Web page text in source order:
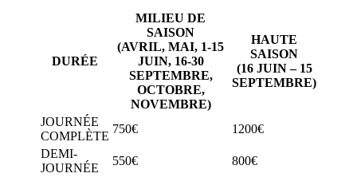
DURÉE
MILIEU DE
SAISON
(AVRIL, MAI, 1-15
JUIN, 16-30
SEPTEMBRE,
OCTOBRE,
NOVEMBRE)
HAUTE
SAISON
(16 JUIN – 15
SEPTEMBRE)
JOURNÉE
COMPLÈTE
750€
1200€
DEMI-
JOURNÉE
550€ 800€